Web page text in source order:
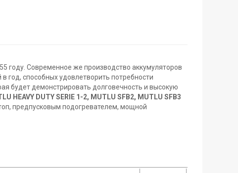
году. Современное же производство аккумуляторов
год, способных удовлетворить потребности
будет демонстрировать долговечность и высокую
HEAVY DUTYSERIE 1-2, MUTLU SFB2, MUTLU SFB3
предпусковым подогревателем, мощной